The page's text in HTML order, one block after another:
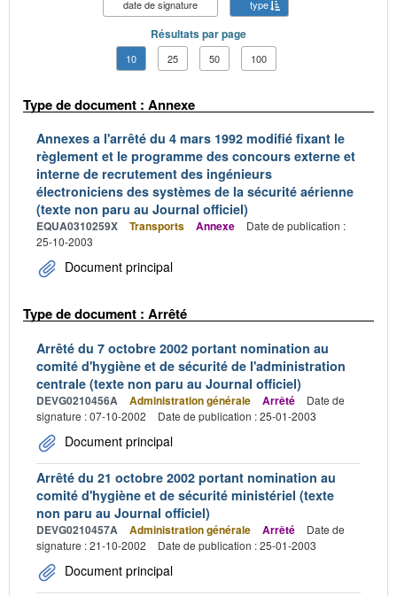
date de signature
type
Résultats par page
10 25 50 100
Type de document : Annexe
Annexes a l'arrêté du 4 mars 1992 modifié fixant le
règlement et le programme des concours externe et
interne de recrutement des ingénieurs
électroniciens des systèmes de la sécurité aérienne
(texte non paru au Journal officiel)
EQUA0310259X Transports Annexe
Date de publication :
25-10-2003
Document principal
Type de document : Arrêté
Arrêté du 7 octobre 2002 portant nomination au
comité d'hygiène et de sécurité de l'administration
centrale (texte non paru au Journal officiel)
DEVG0210456A Administration générale Arrêté
Date de
signature : 07-10-2002
Date de publication : 25-01-2003
Document principal
Arrêté du 21 octobre 2002 portant nomination au
comité d'hygiène et de sécurité ministériel (texte
non paru au Journal officiel)
DEVG0210457A Administration générale Arrêté
Date de
signature : 21-10-2002
Date de publication : 25-01-2003
Document principal